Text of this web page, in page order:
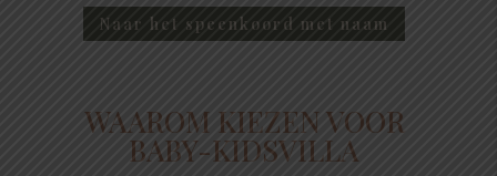
Naar het speenkoord met naam
WAAROM KIEZEN VOOR
BABY-KIDSVILLA